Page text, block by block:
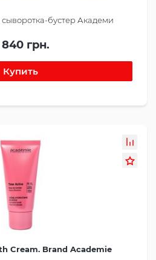
бустер Академи
грн.
Cream. Brand Academie